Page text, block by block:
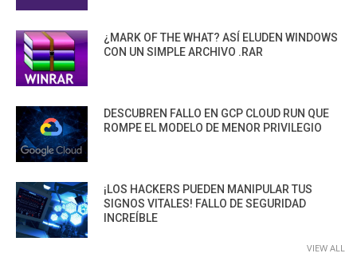
¿MARK OF THE WHAT? ASÍ ELUDEN WINDOWS
CON UN SIMPLE ARCHIVO .RAR
DESCUBREN FALLO EN GCP CLOUD RUN QUE
ROMPE EL MODELO DE MENOR PRIVILEGIO
¡LOS HACKERS PUEDEN MANIPULAR TUS
SIGNOS VITALES! FALLO DE SEGURIDAD
INCREÍBLE
VIEW ALL